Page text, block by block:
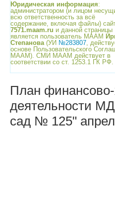
Юридическая информация:
администратором (и лицом
всю ответственность за всё
содержание, включая файлы)
7571.maam.ru и данной страницы
является пользователь МААМ
Степанова(УИ №283807,
основе Пользовательского
МААМ). СМИ МААМ действует в
соответствии со ст. 1253.1 ГК РФ.
План финансово-
деятельности
сад № 125"